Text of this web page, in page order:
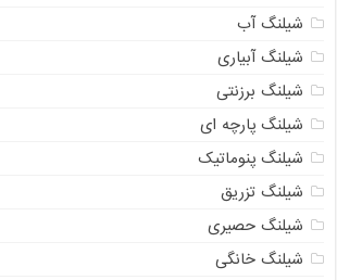
شیلنگ آب
شیلنگ آبیاری
شیلنگ برزنتی
شیلنگ پارچه ای
شیلنگ پنوماتیک
شیلنگ تزریق
شیلنگ حصیری
شیلنگ خانگی